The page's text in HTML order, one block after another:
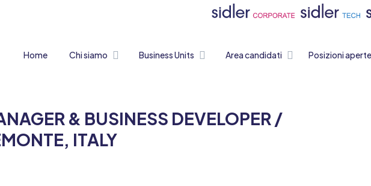
Home Chi siamo Business Units Area candidati Posizioni aperte
& BUSINESS DEVELOPER /
ITALY